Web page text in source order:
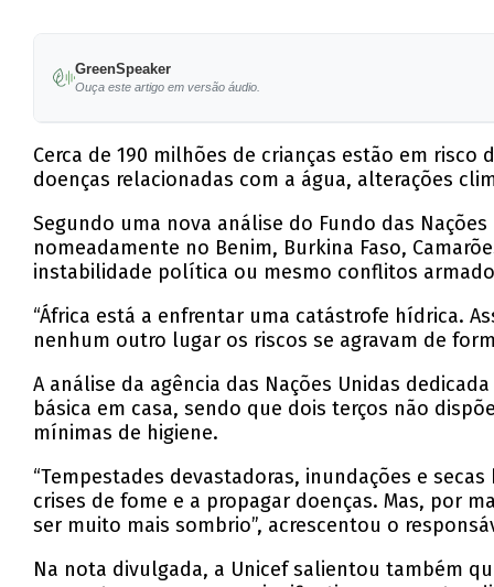
GreenSpeaker
Ouça este artigo em versão áudio.
Cerca de 190 milhões de crianças estão em
doenças relacionadas com a água, alterações
Segundo uma nova análise do Fundo das
nomeadamente no Benim, Burkina Faso,
instabilidade política ou mesmo conflitos
“África está a enfrentar uma catástrofe hídrica.
nenhum outro lugar os riscos se agravam de
A análise da agência das Nações Unidas
básica em casa, sendo que dois terços não
mínimas de higiene.
“Tempestades devastadoras, inundações e
crises de fome e a propagar doenças. Mas, por
ser muito mais sombrio”, acrescentou o
Na nota divulgada, a Unicef salientou também